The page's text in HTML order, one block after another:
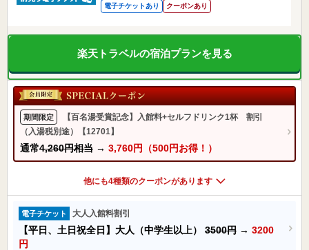
電子チケットあり クーポンあり
楽天トラベルの宿泊プランを見る
期間限定
【百名湯受賞記念】入館料+セルフドリンク1杯 割引
（入湯税別途）【12701】
通常4,260円相当 → 3,760円（500円お得！）
他にも4種類のクーポンがあります
電子チケット 大人入館料割引
【平日、土日祝全日】大人（中学生以上） 3500円 → 3200
円